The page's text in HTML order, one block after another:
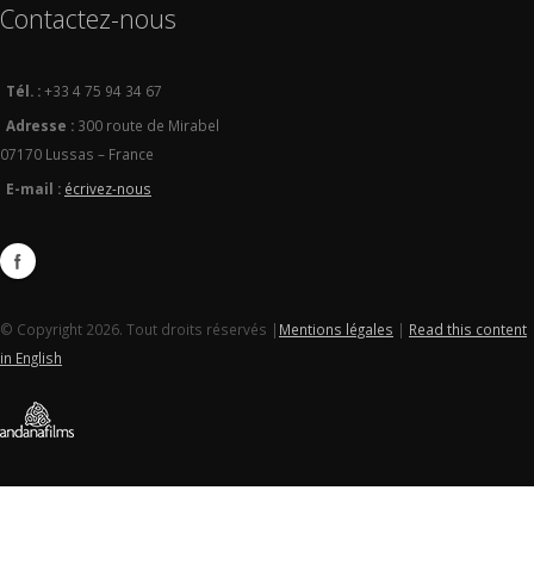
Contactez-nous
Tél. :+33 4 75 94 34 67
Adresse : 300 route de Mirabel
07170 Lussas – France
E-mail : écrivez-nous
© Copyright 2026. Tout droits réservés | Mentions légales | Read this content
in English